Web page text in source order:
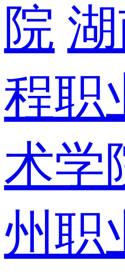
院
程职
术学
州职